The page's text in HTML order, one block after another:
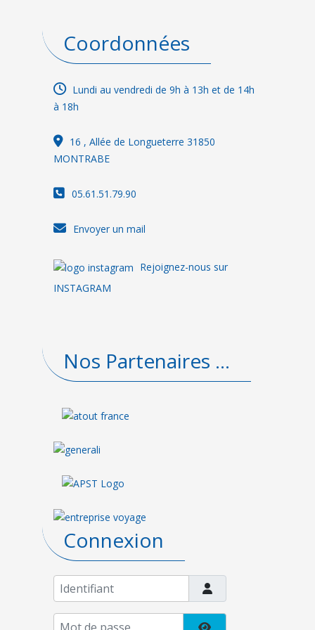
Coordonnées
Lundi au vendredi de 9h à 13h et de 14h
à 18h
16 , Allée de Longueterre 31850
MONTRABE
05.61.51.79.90
Envoyer un mail
Rejoignez-nous sur
INSTAGRAM
Nos Partenaires ...
Connexion
Identifiant
Mot de passe